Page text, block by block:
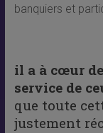
banquiers et
il a à cœur
service de
que toute
justement